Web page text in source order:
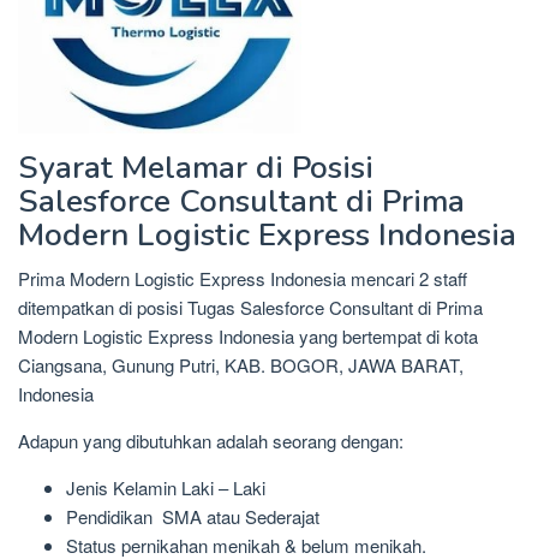
Syarat Melamar di Posisi
Salesforce Consultant di Prima
Modern Logistic Express Indonesia
Prima Modern Logistic Express Indonesia mencari 2 staff
ditempatkan di posisi Tugas Salesforce Consultant di Prima
Modern Logistic Express Indonesia yang bertempat di kota
Ciangsana, Gunung Putri, KAB. BOGOR, JAWA BARAT,
Indonesia
Adapun yang dibutuhkan adalah seorang dengan:
Jenis Kelamin Laki – Laki
Pendidikan SMA atau Sederajat
Status pernikahan menikah & belum menikah.